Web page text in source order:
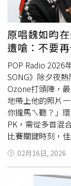
「我很期待大家
出更多、更棒的
原唱魏如昀
遭嗆：不要
POP Radio 2026
SONG》除夕夜
Ozone打頭陣，
地帶上他的照片
你攏馬ㄟ聽？」
PK，需從多首混
比賽關鍵時刻，
靜默，傻眼喊：
哲言默契十足，
答，率先取得領
如昀的〈聽見下
02月16日, 2026